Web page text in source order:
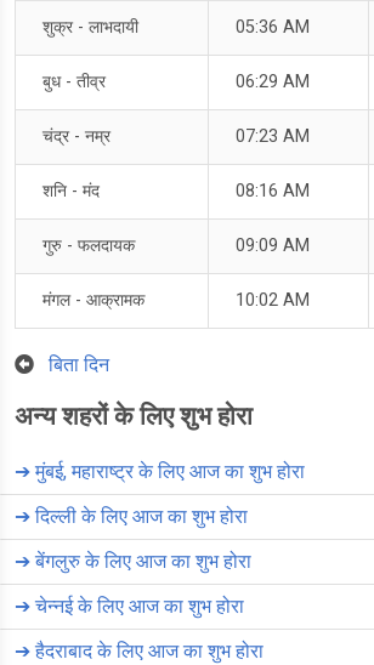
शुक्र - लाभदायी 05:36 AM
बुध - तीव्र 06:29 AM
चंद्र - नम्र 07:23 AM
शनि - मंद 08:16 AM
गुरु - फलदायक 09:09 AM
मंगल - आक्रामक 10:02 AM
बिता दिन
अन्य शहरों के लिए शुभ होरा
➔मुंबई, महाराष्ट्र के लिए आज का शुभ होरा
➔दिल्ली के लिए आज का शुभ होरा
➔बेंगलुरु के लिए आज का शुभ होरा
➔चेन्नई के लिए आज का शुभ होरा
➔हैदराबाद के लिए आज का शुभ होरा